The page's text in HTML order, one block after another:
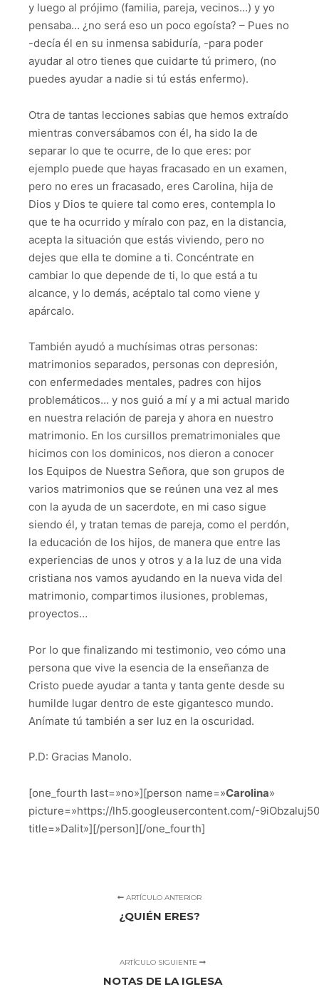
y luego al prójimo (familia, pareja, vecinos…) y yo
pensaba… ¿no será eso un poco egoísta? – Pues no
-decía él en su inmensa sabiduría, -para poder
ayudar al otro tienes que cuidarte tú primero, (no
puedes ayudar a nadie si tú estás enfermo).
Otra de tantas lecciones sabias que hemos extraído
mientras conversábamos con él, ha sido la de
separar lo que te ocurre, de lo que eres: por
ejemplo puede que hayas fracasado en un examen,
pero no eres un fracasado, eres Carolina, hija de
Dios y Dios te quiere tal como eres, contempla lo
que te ha ocurrido y míralo con paz, en la distancia,
acepta la situación que estás viviendo, pero no
dejes que ella te domine a ti. Concéntrate en
cambiar lo que depende de ti, lo que está a tu
alcance, y lo demás, acéptalo tal como viene y
apárcalo.
También ayudó a muchísimas otras personas:
matrimonios separados, personas con depresión,
con enfermedades mentales, padres con hijos
problemáticos… y nos guió a mí y a mi actual marido
en nuestra relación de pareja y ahora en nuestro
matrimonio. En los cursillos prematrimoniales que
hicimos con los dominicos, nos dieron a conocer
los Equipos de Nuestra Señora, que son grupos de
varios matrimonios que se reúnen una vez al mes
con la ayuda de un sacerdote, en mi caso sigue
siendo él, y tratan temas de pareja, como el perdón,
la educación de los hijos, de manera que entre las
experiencias de unos y otros y a la luz de una vida
cristiana nos vamos ayudando en la nueva vida del
matrimonio, compartimos ilusiones, problemas,
proyectos…
Por lo que finalizando mi testimonio, veo cómo una
persona que vive la esencia de la enseñanza de
Cristo puede ayudar a tanta y tanta gente desde su
humilde lugar dentro de este gigantesco mundo.
Anímate tú también a ser luz en la oscuridad.
P.D: Gracias Manolo.
[one_fourth last=»no»][person name=»Carolina»
picture=»https://lh5.googleusercontent.com/-
title=»Dalit»][/person][/one_fourth]
ARTÍCULO ANTERIOR
¿QUIÉN ERES?
ARTÍCULO SIGUIENTE
NOTAS DE LA IGLESA